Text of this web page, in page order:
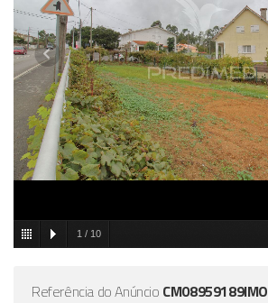
1 / 10
Referência do Anúncio CM08959189IMO